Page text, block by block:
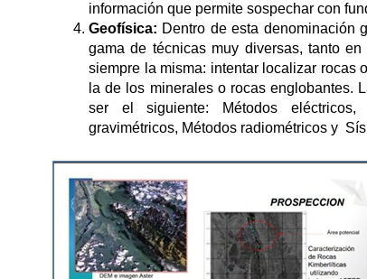
información que permite sospechar con
Geofísica: Dentro de esta denominación
gama de técnicas muy diversas, tanto
siempre la misma: intentar localizar rocas
la de los minerales o rocas englobantes.
ser el siguiente: Métodos eléctricos,
gravimétricos, Métodos radiométricos y